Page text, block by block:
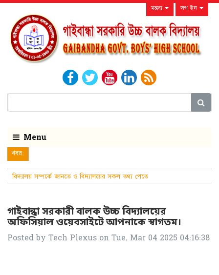
মন্তব্য লগ ইন
Menu
খবর:
বিদ্যালয় সম্পর্কে জানতে ও বিদ্যালয়ের সকল তথ্য পেতে
গাইবান্ধা সরকারী বালক উচ্চ বিদ্যালয়ের
অফিসিয়াল ওয়েবসাইটে আপনাকে স্বাগতম।
Posted by Tech Plexus on Tue, Mar 04 2025 04:16:38